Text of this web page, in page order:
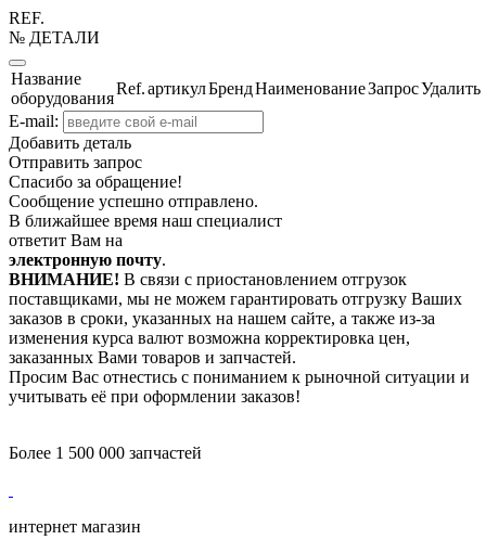
REF.
№ ДЕТАЛИ
Название
оборудования
Ref.артикулБрендНаименованиеЗапросУдалить
E-mail:
Добавить деталь
Отправить запрос
Спасибо за обращение!
Сообщение успешно отправлено.
В ближайшее время наш специалист
ответит Вам на
электронную почту.
ВНИМАНИЕ! В связи с приостановлением отгрузок
поставщиками, мы не можем гарантировать отгрузку Ваших
заказов в сроки, указанных на нашем сайте, а также из-за
изменения курса валют возможна корректировка цен,
заказанных Вами товаров и запчастей.
Просим Вас отнестись с пониманием к рыночной ситуации и
учитывать её при оформлении заказов!
Более 1 500 000 запчастей
интернет магазин